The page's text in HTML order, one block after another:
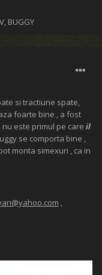
BUGGY
si tractiune spate,
foarte bine , a fost
este primul pe care il
se comporta bine ,
monta simexuri , ca in
,